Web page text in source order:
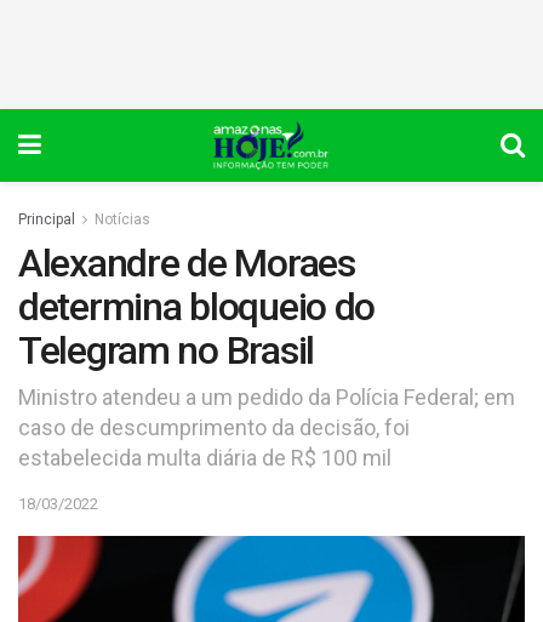
Principal Notícias
Alexandre de Moraes
determina bloqueio do
Telegram no Brasil
Ministro atendeu a um pedido da Polícia Federal; em
caso de descumprimento da decisão, foi
estabelecida multa diária de R$ 100 mil
18/03/2022